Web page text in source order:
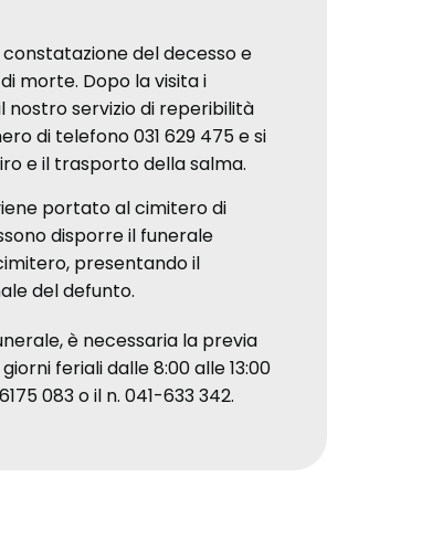
del decesso e
morte. Dopo la visita i
nostro servizio di reperibilità
di telefono 031 629 475 e si
e il trasporto della salma.
portato al cimitero di
disporre il funerale
presentando il
del defunto.
è necessaria la previa
feriali dalle 8:00 alle 13:00
083 o il n. 041-633 342.